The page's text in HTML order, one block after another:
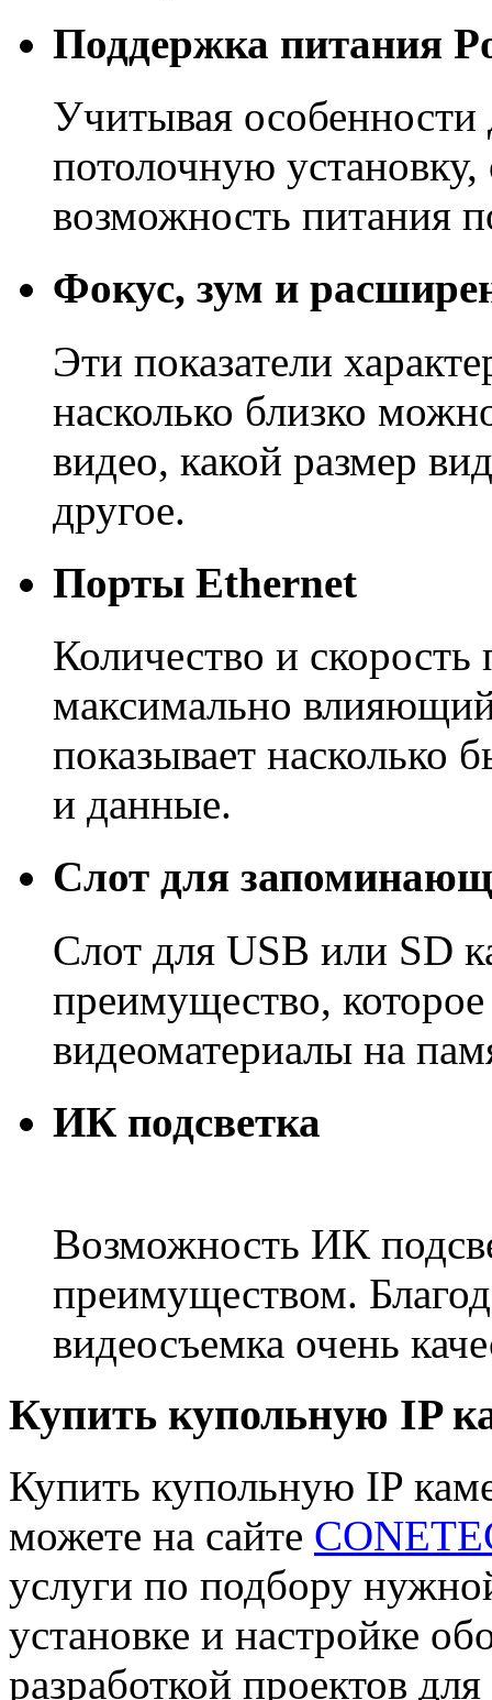
Поддержка питания
Учитывая особенности
потолочную
возможность питания
Фокус, зум и
Эти показатели
насколько близко
видео, какой размер
другое.
Порты Ethernet
Количество и
максимально
показывает насколько
и данные.
Слот для
Слот для USB или SD
преимущество,
видеоматериалы на
ИК подсветка
Возможность ИК
преимуществом.
видеосъемка очень
Купить купольную IP
Купить купольную IP
можете на сайте
услуги по подбору
установке и настройке
разработкой проектов